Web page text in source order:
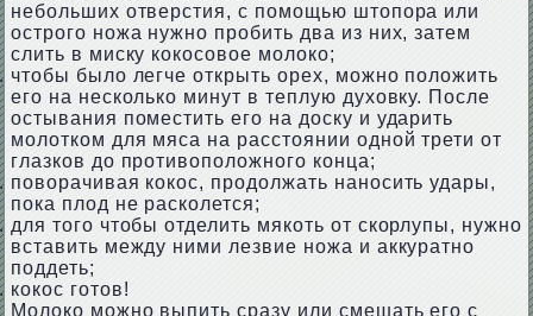
небольших отверстия, с помощью штопора или
острого ножа нужно пробить два из них, затем
слить в миску кокосовое молоко;
чтобы было легче открыть орех, можно положить
его на несколько минут в теплую духовку. После
остывания поместить его на доску и ударить
молотком для мяса на расстоянии одной трети от
глазков до противоположного конца;
поворачивая кокос, продолжать наносить удары,
пока плод не расколется;
для того чтобы отделить мякоть от скорлупы, нужно
вставить между ними лезвие ножа и аккуратно
поддеть;
кокос готов!
Молоко можно выпить сразу или смешать его с